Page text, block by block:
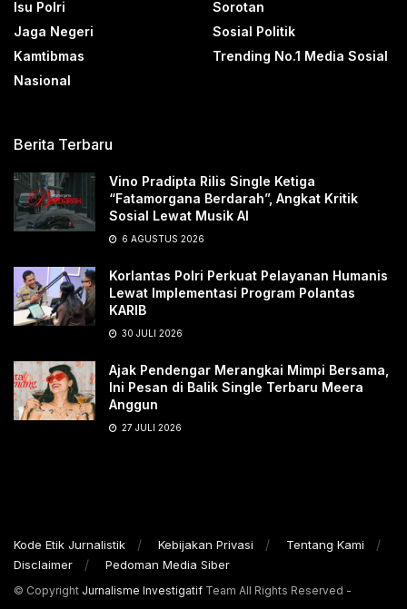
Isu Polri
Jaga Negeri
Kamtibmas
Nasional
Sorotan
Sosial Politik
Trending No.1 Media Sosial
Berita Terbaru
Vino Pradipta Rilis Single Ketiga
“Fatamorgana Berdarah”, Angkat Kritik
Sosial Lewat Musik AI
6 AGUSTUS 2026
Korlantas Polri Perkuat Pelayanan Humanis
Lewat Implementasi Program Polantas
KARIB
30 JULI 2026
Ajak Pendengar Merangkai Mimpi Bersama,
Ini Pesan di Balik Single Terbaru Meera
Anggun
27 JULI 2026
Kode Etik Jurnalistik Kebijakan Privasi
Tentang Kami
Disclaimer
Pedoman Media Siber
© Copyright Jurnalisme Investigatif Team All Rights Reserved -